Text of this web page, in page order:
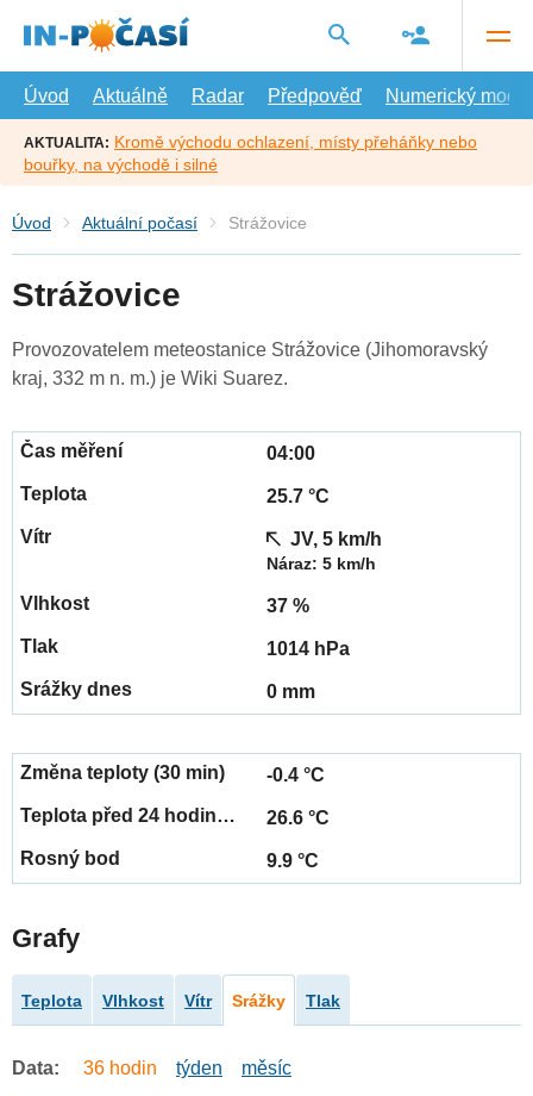
hlavní
Úvod
Aktuálně Radar Předpověď Numerický model
AKTUALITA: Kromě východu ochlazení, místy přeháňky nebo
bouřky, na východě i silné
Úvod Aktuální počasí Strážovice
Strážovice
Provozovatelem meteostanice Strážovice (Jihomoravský
kraj, 332 m n. m.) je Wiki Suarez.
04:00
25.7 °C
JV, 5 km/h
Náraz: 5 km/h
37 %
1014 hPa
0 mm
-0.4 °C
26.6 °C
9.9 °C
Grafy
Teplota Vlhkost Vítr Srážky Tlak
Data: 36 hodin týden měsíc